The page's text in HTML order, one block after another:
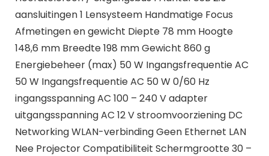
aansluitingen 1 Lensysteem Handmatige Focus
Afmetingen en gewicht Diepte 78 mm Hoogte
148,6 mm Breedte 198 mm Gewicht 860 g
Energiebeheer (max) 50 W Ingangsfrequentie AC
50 W Ingangsfrequentie AC 50 W 0/60 Hz
ingangsspanning AC 100 – 240 V adapter
uitgangsspanning AC 12 V stroomvoorziening DC
Networking WLAN-verbinding Geen Ethernet LAN
Nee Projector Compatibiliteit Schermgrootte 30 –